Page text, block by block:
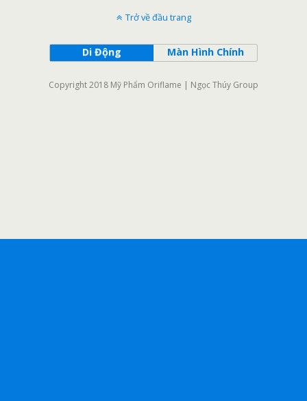
Trở về đầu trang
Di Động Màn Hình Chính
Copyright 2018 Mỹ Phẩm Oriflame | Ngọc Thúy Group